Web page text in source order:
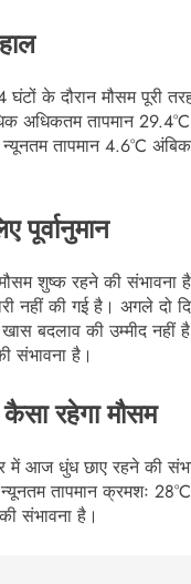
घंटों के दौरान मौसम पूरी
अधिकतम तापमान
तापमान 4.6°C
शुष्क रहने की संभावना
नहीं की गई है। अगले दो
बदलाव की उम्मीद नहीं
संभावना है।
रहेगा मौसम
में आज धुंध छाए रहने की
तापमान क्रमशः
संभावना है।